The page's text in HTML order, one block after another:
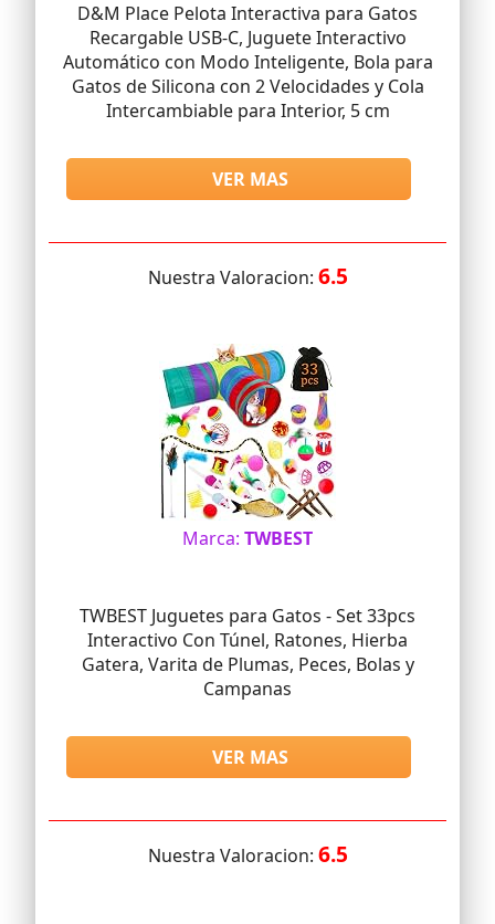
D&M Place Pelota Interactiva para Gatos
Recargable USB-C, Juguete Interactivo
Automático con Modo Inteligente, Bola para
Gatos de Silicona con 2 Velocidades y Cola
Intercambiable para Interior, 5 cm
VER MAS
Nuestra Valoracion: 6.5
Marca: TWBEST
TWBEST Juguetes para Gatos - Set 33pcs
Interactivo Con Túnel, Ratones, Hierba
Gatera, Varita de Plumas, Peces, Bolas y
Campanas
VER MAS
Nuestra Valoracion: 6.5